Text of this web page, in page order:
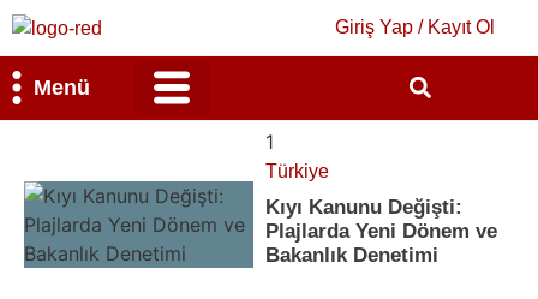
Giriş Yap / Kayıt Ol
Menü
1
Türkiye
Kıyı Kanunu Değişti:
Plajlarda Yeni Dönem ve
Bakanlık Denetimi